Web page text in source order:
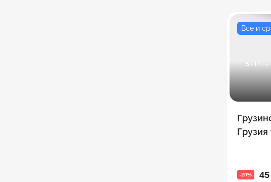
Всё и
5 / 13
Грузия
-20%